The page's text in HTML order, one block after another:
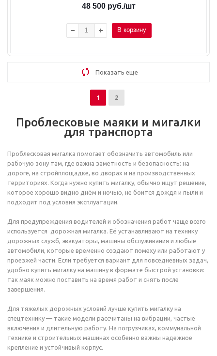
48 500 руб./шт
В корзину
Показать еще
1 2
Проблесковые маяки и мигалки
для транспорта
Проблесковая мигалка помогает обозначить автомобиль или
рабочую зону там, где важна заметность и безопасность: на
дороге, на стройплощадке, во дворах и на производственных
территориях. Когда нужно купить мигалку, обычно ищут решение,
которое хорошо видно днём и ночью, не боится дождя и пыли и
подходит под условия эксплуатации.
Для предупреждения водителей и обозначения работ чаще всего
используется дорожная мигалка. Её устанавливают на технику
дорожных служб, эвакуаторы, машины обслуживания и любые
автомобили, которые временно создают помеху или работают у
проезжей части. Если требуется вариант для повседневных задач,
удобно купить мигалку на машину в формате быстрой установки:
так маяк можно поставить на время работ и снять после
завершения.
Для тяжелых дорожных условий лучше купить мигалку на
спецтехнику — такие модели рассчитаны на вибрации, частые
включения и длительную работу. На погрузчиках, коммунальной
технике и строительных машинах особенно важны надежное
крепление и устойчивый корпус.